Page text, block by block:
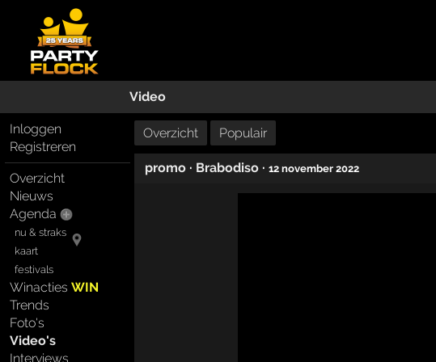
Video
Inloggen
Registreren
Overzicht
Nieuws
Agenda
nu & straks
kaart
festivals
WinactiesWIN
Trends
Foto's
Video's
Interviews
Overzicht Populair
promo· Brabodiso· 12 november 2022